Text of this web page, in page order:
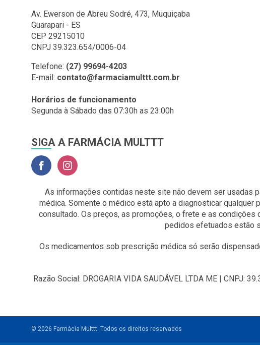
Av. Ewerson de Abreu Sodré, 473, Muquiçaba
Guarapari - ES
CEP 29215010
CNPJ 39.323.654/0006-04
Telefone: (27) 99694-4203
E-mail: contato@farmaciamulttt.com.br
Horários de funcionamento
Segunda à Sábado das 07:30h as 23:00h
SIGA A FARMÁCIA MULTTT
As informações contidas neste site não devem ser usadas
médica. Somente o médico está apto a diagnosticar
consultado. Os preços, as promoções, o frete e as
pedidos efetuados estão
Os medicamentos sob prescrição médica só serão
Razão Social: DROGARIA VIDA SAUDÁVEL LTDA ME | CNPJ:
© 2026 Farmácia Multtt. Todos os direitos reservados